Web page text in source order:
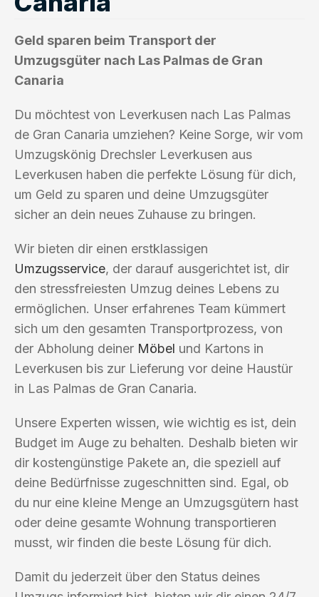
Geld sparen beim Transport der
Umzugsgüter nach Las Palmas de Gran
Canaria
Du möchtest von Leverkusen nach Las Palmas
de Gran Canaria umziehen? Keine Sorge, wir vom
Umzugskönig Drechsler Leverkusen aus
Leverkusen haben die perfekte Lösung für dich,
um Geld zu sparen und deine Umzugsgüter
sicher an dein neues Zuhause zu bringen.
Wir bieten dir einen erstklassigen
Umzugsservice, der darauf ausgerichtet ist, dir
den stressfreiesten Umzug deines Lebens zu
ermöglichen. Unser erfahrenes Team kümmert
sich um den gesamten Transportprozess, von
der Abholung deiner Möbel und Kartons in
Leverkusen bis zur Lieferung vor deine Haustür
in Las Palmas de Gran Canaria.
Unsere Experten wissen, wie wichtig es ist, dein
Budget im Auge zu behalten. Deshalb bieten wir
dir kostengünstige Pakete an, die speziell auf
deine Bedürfnisse zugeschnitten sind. Egal, ob
du nur eine kleine Menge an Umzugsgütern hast
oder deine gesamte Wohnung transportieren
musst, wir finden die beste Lösung für dich.
Damit du jederzeit über den Status deines